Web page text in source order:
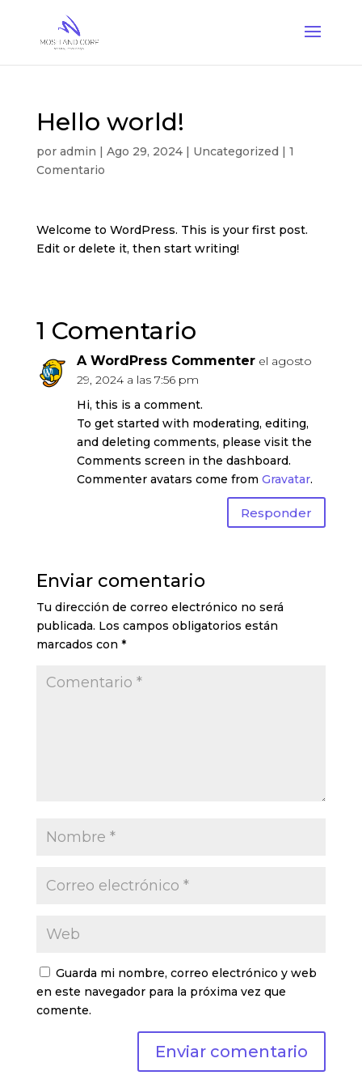
Hello world!
por admin | Ago 29, 2024| Uncategorized | 1
Comentario
Welcome to WordPress. This is your first post.
Edit or delete it, then start writing!
1 Comentario
A WordPress Commenter el agosto
29, 2024 a las 7:56 pm
Hi, this is a comment.
To get started with moderating, editing,
and deleting comments, please visit the
Comments screen in the dashboard.
Commenter avatars come from Gravatar.
Responder
Enviar comentario
Tu dirección de correo electrónico no será
publicada. Los campos obligatorios están
marcados con *
Guarda mi nombre, correo electrónico y web
en este navegador para la próxima vez que
comente.